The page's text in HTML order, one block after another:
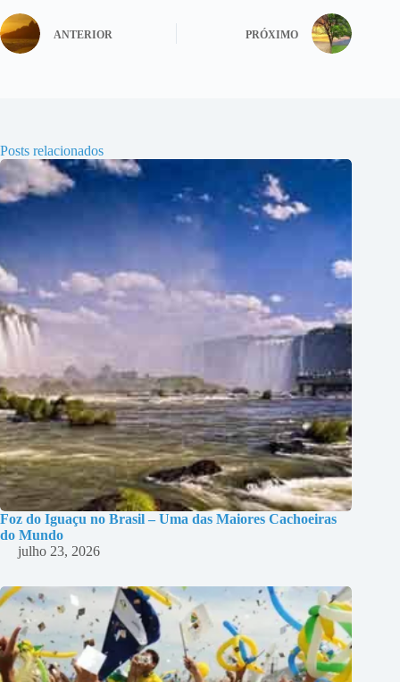
ANTERIOR PRÓXIMO
Posts relacionados
Foz do Iguaçu no Brasil – Uma das Maiores Cachoeiras
do Mundo
julho 23, 2026